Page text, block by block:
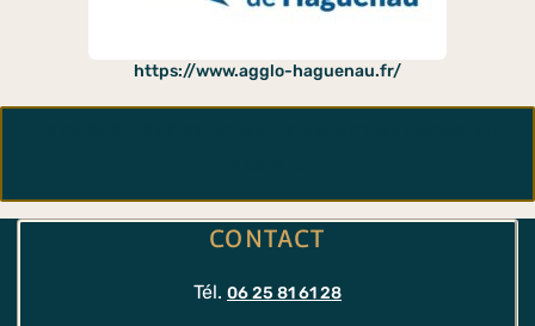
https://www.agglo-haguenau.fr/
CONTACT
Tél. 06 25 81 61 28